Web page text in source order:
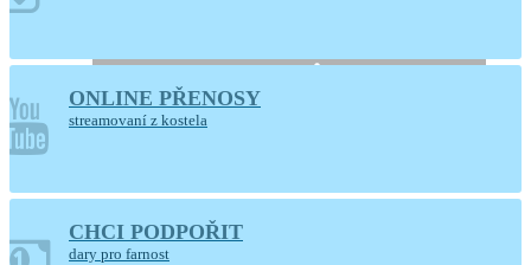
Marie
Ústí nad Orlicí
Generální úklid kostela
ONLINE PŘENOSY
streamovaní z kostela
CHCI PODPOŘIT
dary pro farnost